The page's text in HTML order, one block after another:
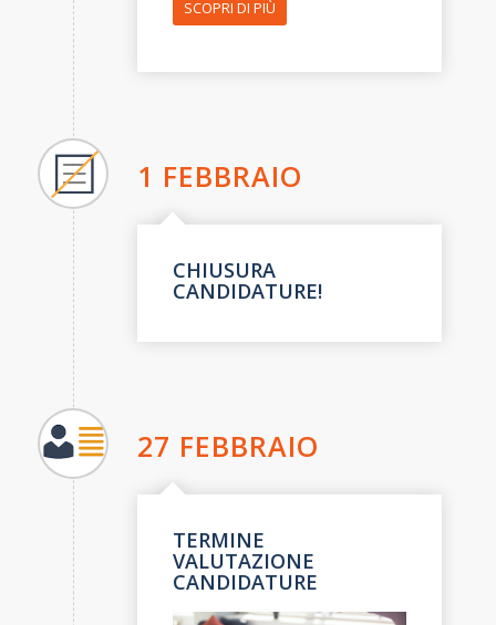
SCOPRI DI PIÙ
1 FEBBRAIO
CHIUSURA
CANDIDATURE!
27 FEBBRAIO
TERMINE
VALUTAZIONE
CANDIDATURE